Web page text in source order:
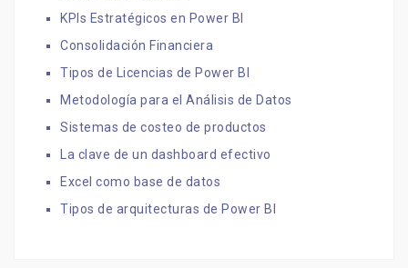
KPIs Estratégicos en Power BI
Consolidación Financiera
Tipos de Licencias de Power BI
Metodología para el Análisis de Datos
Sistemas de costeo de productos
La clave de un dashboard efectivo
Excel como base de datos
Tipos de arquitecturas de Power BI